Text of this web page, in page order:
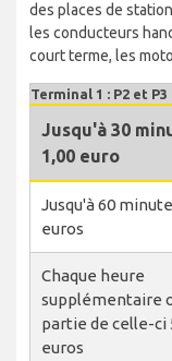
des places de
les conducteurs
court terme, les
Terminal 1 : P2 et P3
Jusqu'à 30
1,00 euro
Jusqu'à 60
euros
Chaque heure
supplémentaire
partie de celle-ci
euros